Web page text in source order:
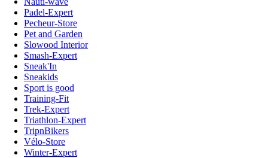
Padel-Expert
Pecheur-Store
Pet and Garden
Slowood Interior
Smash-Expert
Sneak'In
Sneakids
Sport is good
Training-Fit
Trek-Expert
Triathlon-Expert
TripnBikers
Vélo-Store
Winter-Expert